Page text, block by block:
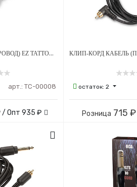
КЛИП-КОРД КАБЕЛЬ (ПРОВОД) EZ TATTOO RCA - ЧЕРНЫЙ
арт.: ТС-00008
/ Опт 935 ₽
остаток:2
Розница 715 ₽